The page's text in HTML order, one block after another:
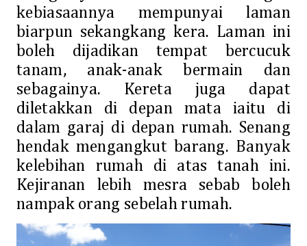
kebiasaannya mempunyai laman
biarpun sekangkang kera. Laman ini
boleh dijadikan tempat bercucuk
tanam, anak-anak bermain dan
sebagainya. Kereta juga dapat
diletakkan di depan mata iaitu di
dalam garaj di depan rumah. Senang
hendak mengangkut barang. Banyak
kelebihan rumah di atas tanah ini.
Kejiranan lebih mesra sebab boleh
nampak orang sebelah rumah.